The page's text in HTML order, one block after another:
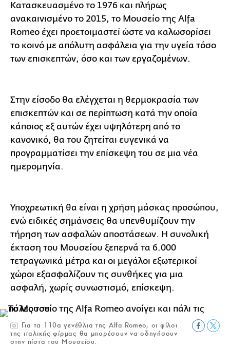
Κατασκευασμένο το 1976 και πλήρως
ανακαινισμένο το 2015, το Μουσείο της Alfa
Romeo έχει προετοιμαστεί ώστε να καλωσορίσει
το κοινό με απόλυτη ασφάλεια για την υγεία τόσο
των επισκεπτών, όσο και των εργαζομένων.
Στην είσοδο θα ελέγχεται η θερμοκρασία των
επισκεπτών και σε περίπτωση κατά την οποία
κάποιος εξ αυτών έχει υψηλότερη από το
κανονικό, θα του ζητείται ευγενικά να
προγραμματίσει την επίσκεψη του σε μια νέα
ημερομηνία.
Υποχρεωτική θα είναι η χρήση μάσκας προσώπου,
ενώ ειδικές σημάνσεις θα υπενθυμίζουν την
τήρηση των ασφαλών αποστάσεων. Η συνολική
έκταση του Μουσείου ξεπερνά τα 6.000
τετραγωνικά μέτρα και οι μεγάλοι εξωτερικοί
χώροι εξασφαλίζουν τις συνθήκες για μια
ασφαλή, χωρίς συνωστισμό, επίσκεψη.
Για τα 110α γενέθλια της Alfa Romeo, οι φίλοι
της ιταλικής φίρμας θα μπορέσουν να οδηγήσουν
στην πίστα του Μουσείου.